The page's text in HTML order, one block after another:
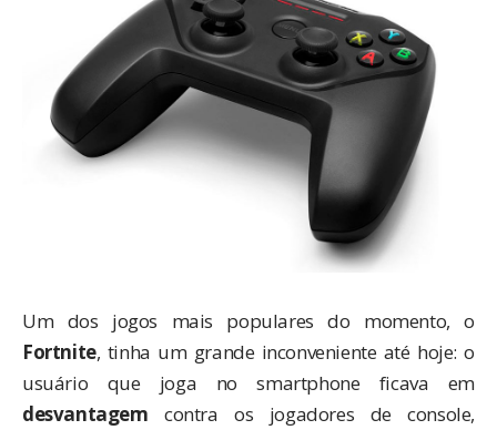
Um dos jogos mais populares do momento, o
Fortnite, tinha um grande inconveniente até hoje: o
usuário que joga no smartphone ficava em
desvantagem contra os jogadores de console,